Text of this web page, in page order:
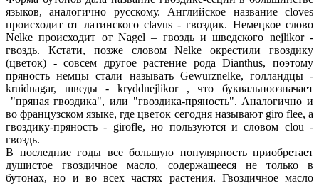
языков, аналогично русскому. Английское название cloves
происходит от латинского clavus - гвоздик. Немецкое слово
Nelke происходит от Nagel – гвоздь и шведского nejlikor -
гвоздь. Кстати, позже словом Nelke окрестили гвоздику
(цветок) - совсем другое растение рода Dianthus, поэтому
пряность немцы стали называть Gewurznelke, голландцы -
kruidnagar, шведы - kryddnejlikor , что буквальноозначает
"пряная гвоздика", или "гвоздика-пряность". Аналогично и
во французском языке, где цветок сегодня называют giro flee, а
гвоздику-пряность - girofle, но пользуются и словом clou -
гвоздь.
В последние годы все большую популярность приобретает
душистое гвоздичное масло, содержащееся не только в
бутонах, но и во всех частях растения. Гвоздичное масло